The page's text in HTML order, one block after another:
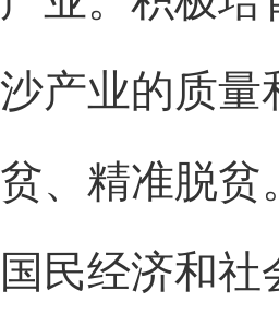
沙产业的质量
贫、精准脱贫
国民经济和社